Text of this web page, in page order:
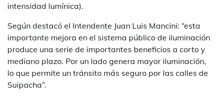
intensidad lumínica).
Según destacó el Intendente Juan Luis Mancini: “esta
importante mejora en el sistema público de iluminación
produce una serie de importantes beneficios a corto y
mediano plazo. Por un lado genera mayor iluminación,
lo que permite un tránsito más seguro por las calles de
Suipacha”.